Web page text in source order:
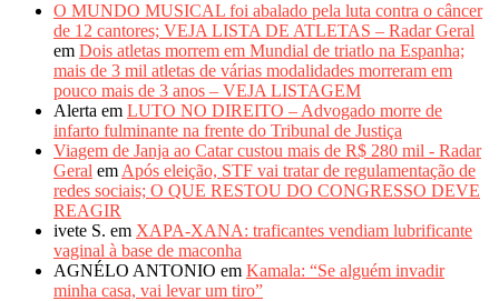
O MUNDO MUSICAL foi abalado pela luta contra o câncer
de 12 cantores; VEJA LISTA DE ATLETAS – Radar Geral
em Dois atletas morrem em Mundial de triatlo na Espanha;
mais de 3 mil atletas de várias modalidades morreram em
pouco mais de 3 anos – VEJA LISTAGEM
Alerta em LUTO NO DIREITO – Advogado morre de
infarto fulminante na frente do Tribunal de Justiça
Viagem de Janja ao Catar custou mais de R$ 280 mil - Radar
Geral em Após eleição, STF vai tratar de regulamentação de
redes sociais; O QUE RESTOU DO CONGRESSO DEVE
REAGIR
ivete S. em XAPA-XANA: traficantes vendiam lubrificante
vaginal à base de maconha
AGNÉLO ANTONIO em Kamala: “Se alguém invadir
minha casa, vai levar um tiro”